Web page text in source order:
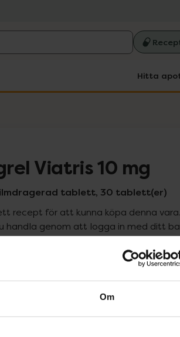
Om
Hitta
Viatris 10 mg
tablett, 30 tablett(er)
recept för att kunna köpa denna
handla genom att logga in med ditt
Pris med recept
Högkostnadsskyddet gäller
245,17 kr